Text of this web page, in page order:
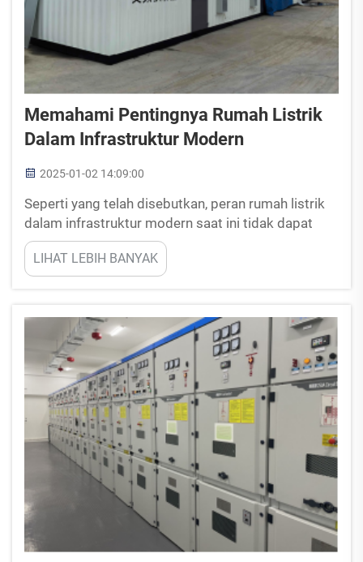
Memahami Pentingnya Rumah Listrik
Dalam Infrastruktur Modern
2025-01-02 14:09:00
Seperti yang telah disebutkan, peran rumah listrik
dalam infrastruktur modern saat ini tidak dapat
dianggap remeh. Struktur ini menyediakan fungsi
inti dalam kepatuhan sistem distribusi listrik,
keselamatan konstruksi, dan juga memungkinkan
LIHAT LEBIH BANYAK